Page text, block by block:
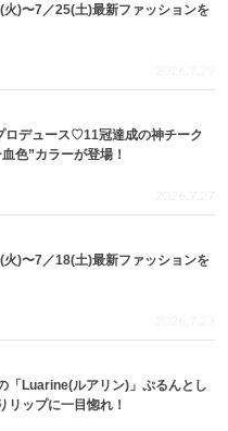
火)〜7／25(土)最新ファッションを
2026.7.29
ロデュース♡11冠達成の神チーク
色”カラーが登場！
2026.7.27
火)〜7／18(土)最新ファッションを
2026.7.23
「Luarine(ルアリン)」ぷるんとし
リップに一目惚れ！